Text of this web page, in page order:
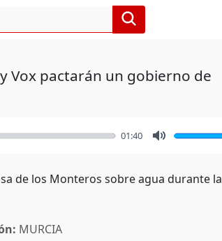
Vox pactarán un gobierno de
01:40
de los Monteros sobre agua durante la
MURCIA